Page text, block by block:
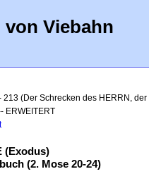
von Viebahn
213 (Der Schrecken des HERRN,
ERWEITERT
(Exodus)
(2. Mose 20-24)